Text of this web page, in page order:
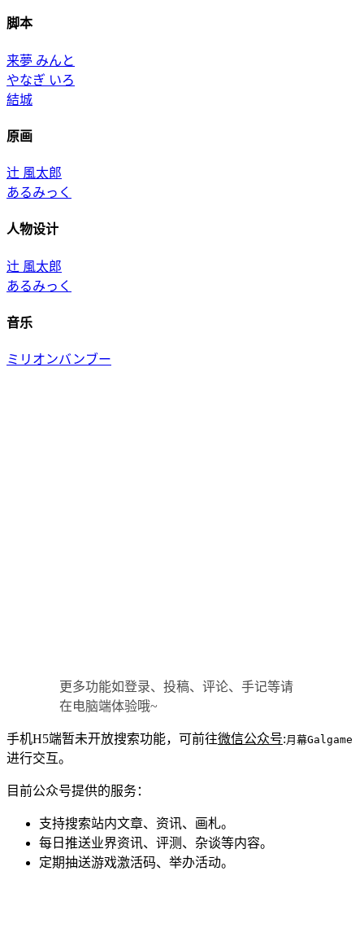
脚本
来夢 みんと
やなぎ いろ
結城
原画
辻 風太郎
あるみっく
人物设计
辻 風太郎
あるみっく
音乐
ミリオンバンブー
更多功能如登录、投稿、评论、手记等请
在电脑端体验哦~
手机H5端暂未开放搜索功能，可前往微信公众号: 月幕Galgame
进行交互。
目前公众号提供的服务：
支持搜索站内文章、资讯、画札。
每日推送业界资讯、评测、杂谈等内容。
定期抽送游戏激活码、举办活动。